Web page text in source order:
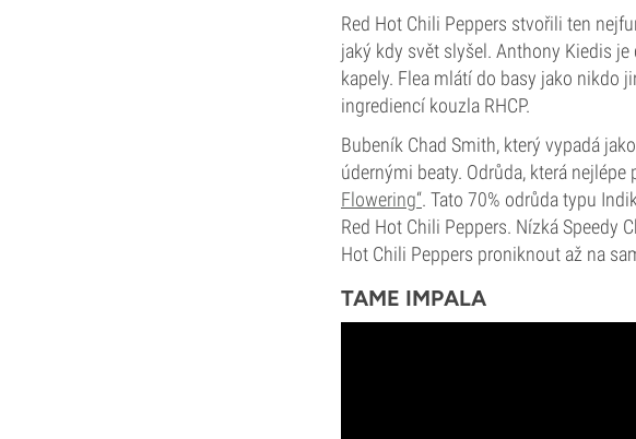
Red Hot Chili Peppers stvořili ten
jaký kdy svět slyšel. Anthony Kiedis
kapely. Flea mlátí do basy jako nikdo
ingrediencí kouzla RHCP.
Bubeník Chad Smith, který vypadá
údernými beaty. Odrůda, která nejlépe
Flowering“. Tato 70% odrůda typu
Red Hot Chili Peppers. Nízká Speedy
Hot Chili Peppers proniknout až na
TAME IMPALA